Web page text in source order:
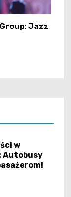
Jazz
w
Autobusy